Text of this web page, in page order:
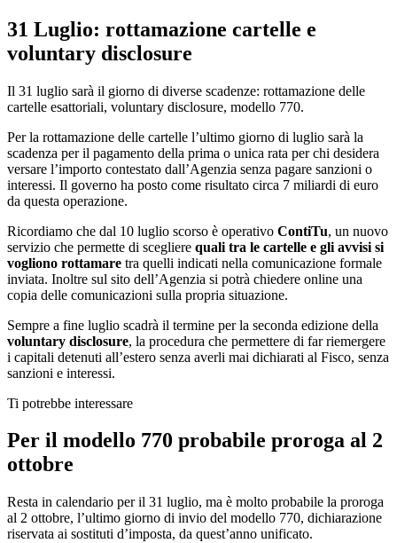
31 Luglio: rottamazione cartelle e
voluntary disclosure
Il 31 luglio sarà il giorno di diverse scadenze: rottamazione delle
cartelle esattoriali, voluntary disclosure, modello 770.
Per la rottamazione delle cartelle l’ultimo giorno di luglio sarà la
scadenza per il pagamento della prima o unica rata per chi desidera
versare l’importo contestato dall’Agenzia senza pagare sanzioni o
interessi. Il governo ha posto come risultato circa 7 miliardi di euro
da questa operazione.
Ricordiamo che dal 10 luglio scorso è operativo ContiTu, un nuovo
servizio che permette di scegliere quali tra le cartelle e gli avvisi si
vogliono rottamare tra quelli indicati nella comunicazione formale
inviata. Inoltre sul sito dell’Agenzia si potrà chiedere online una
copia delle comunicazioni sulla propria situazione.
Sempre a fine luglio scadrà il termine per la seconda edizione della
voluntary disclosure, la procedura che permettere di far riemergere
i capitali detenuti all’estero senza averli mai dichiarati al Fisco, senza
sanzioni e interessi.
Ti potrebbe interessare
Per il modello 770 probabile proroga al 2
ottobre
Resta in calendario per il 31 luglio, ma è molto probabile la proroga
al 2 ottobre, l’ultimo giorno di invio del modello 770, dichiarazione
riservata ai sostituti d’imposta, da quest’anno unificato.